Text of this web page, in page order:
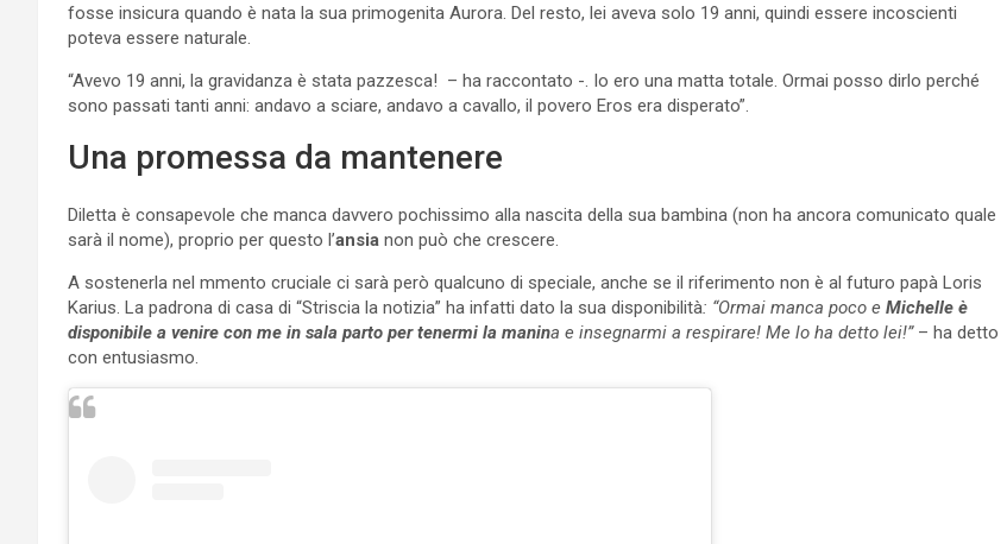
fosse insicura quando è nata la sua primogenita Aurora. Del resto, lei aveva solo 19 anni, quindi essere incoscienti
poteva essere naturale.
“Avevo 19 anni, la gravidanza è stata pazzesca! – ha raccontato -. Io ero una matta totale. Ormai posso dirlo perché
sono passati tanti anni: andavo a sciare, andavo a cavallo, il povero Eros era disperato”.
Una promessa da mantenere
Diletta è consapevole che manca davvero pochissimo alla nascita della sua bambina (non ha ancora comunicato quale
sarà il nome), proprio per questo l’ansia non può che crescere.
A sostenerla nel mmento cruciale ci sarà però qualcuno di speciale, anche se il riferimento non è al futuro papà Loris
Karius. La padrona di casa di “Striscia la notizia” ha infatti dato la sua disponibilità: “Ormai manca poco e Michelle è
disponibile a venire con me in sala parto per tenermi la manina e insegnarmi a respirare! Me lo ha detto lei!”– ha detto
con entusiasmo.